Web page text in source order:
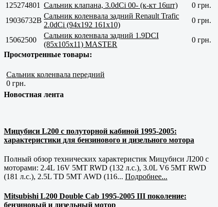
125274801 Сальник клапана, 3.0dCi 00- (к-кт 16шт)
0 грн.
19036732B
Сальник коленвала задний Renault Trafic
2.0dCi (94x192 161x10)
0 грн.
15062500
Сальник коленвала задний 1.9DCI
(85x105x11) MASTER
0 грн.
Просмотренные товары:
Сальник коленвала передний
0 грн.
Новостная лента
Мицубиси L200 с полуторной кабиной 1995-2005:
характеристики для бензинового и дизельного мотора
Полный обзор технических характеристик Мицубиси Л200 с
моторами: 2.4L 16V 5MT RWD (132 л.с.), 3.0L V6 5MT RWD
(181 л.с.), 2.5L TD 5MT AWD (116... Подробнее...
Mitsubishi L200 Double Cab 1995-2005 III поколение:
бензиновый и дизельный мотор